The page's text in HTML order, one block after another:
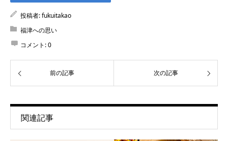
投稿者:fukuitakao
福津への思い
コメント:0
前の記事 次の記事
関連記事